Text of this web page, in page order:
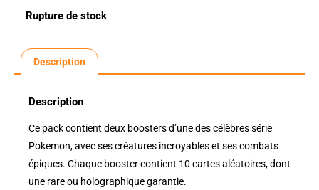
Rupture de stock
Description
Description
Ce pack contient deux boosters d’une des célèbres série
Pokemon, avec ses créatures incroyables et ses combats
épiques. Chaque booster contient 10 cartes aléatoires, dont
une rare ou holographique garantie.